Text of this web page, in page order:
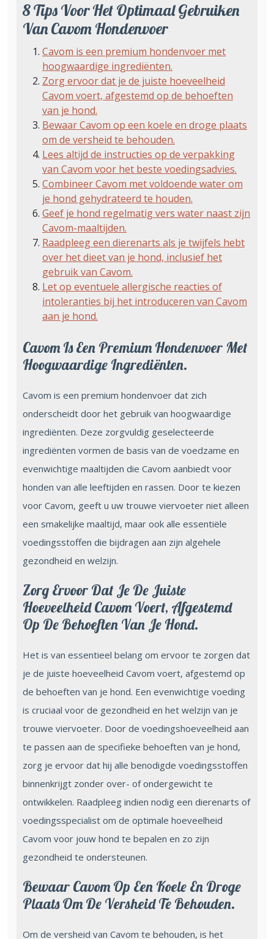
8 Tips Voor Het Optimaal Gebruiken
Van Cavom Hondenvoer
Cavom is een premium hondenvoer met
hoogwaardige ingrediënten.
Zorg ervoor dat je de juiste hoeveelheid
Cavom voert, afgestemd op de behoeften
van je hond.
Bewaar Cavom op een koele en droge plaats
om de versheid te behouden.
Lees altijd de instructies op de verpakking
van Cavom voor het beste voedingsadvies.
Combineer Cavom met voldoende water om
je hond gehydrateerd te houden.
Geef je hond regelmatig vers water naast zijn
Cavom-maaltijden.
Raadpleeg een dierenarts als je twijfels hebt
over het dieet van je hond, inclusief het
gebruik van Cavom.
Let op eventuele allergische reacties of
intoleranties bij het introduceren van Cavom
aan je hond.
Cavom Is Een Premium Hondenvoer Met
Hoogwaardige Ingrediënten.
Cavom is een premium hondenvoer dat zich
onderscheidt door het gebruik van hoogwaardige
ingrediënten. Deze zorgvuldig geselecteerde
ingrediënten vormen de basis van de voedzame en
evenwichtige maaltijden die Cavom aanbiedt voor
honden van alle leeftijden en rassen. Door te kiezen
voor Cavom, geeft u uw trouwe viervoeter niet alleen
een smakelijke maaltijd, maar ook alle essentiële
voedingsstoffen die bijdragen aan zijn algehele
gezondheid en welzijn.
Zorg Ervoor Dat Je De Juiste
Hoeveelheid Cavom Voert, Afgestemd
Op De Behoeften Van Je Hond.
Het is van essentieel belang om ervoor te zorgen dat
je de juiste hoeveelheid Cavom voert, afgestemd op
de behoeften van je hond. Een evenwichtige voeding
is cruciaal voor de gezondheid en het welzijn van je
trouwe viervoeter. Door de voedingshoeveelheid aan
te passen aan de specifieke behoeften van je hond,
zorg je ervoor dat hij alle benodigde voedingsstoffen
binnenkrijgt zonder over- of ondergewicht te
ontwikkelen. Raadpleeg indien nodig een dierenarts of
voedingsspecialist om de optimale hoeveelheid
Cavom voor jouw hond te bepalen en zo zijn
gezondheid te ondersteunen.
Bewaar Cavom Op Een Koele En Droge
Plaats Om De Versheid Te Behouden.
Om de versheid van Cavom te behouden, is het